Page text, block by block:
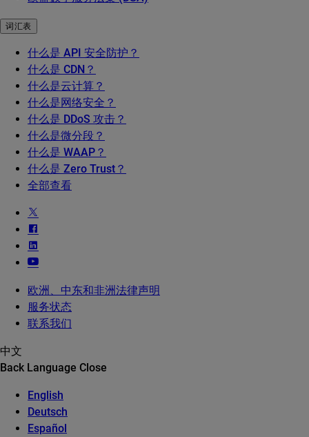
词汇表
什么是 API 安全防护？
什么是 CDN？
什么是云计算？
什么是网络安全？
什么是 DDoS 攻击？
什么是微分段？
什么是 WAAP？
什么是 Zero Trust？
全部查看
欧洲、中东和非洲法律声明
服务状态
联系我们
中文
Back Language Close
English
Deutsch
Español